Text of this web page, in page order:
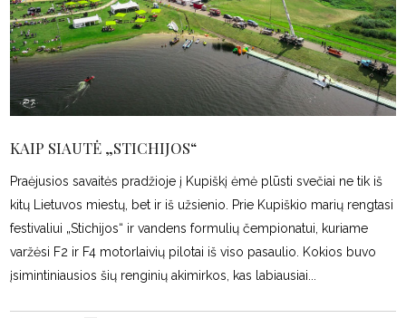
KAIP SIAUTĖ „STICHIJOS“
Praėjusios savaitės pradžioje į Kupiškį ėmė plūsti svečiai ne tik iš
kitų Lietuvos miestų, bet ir iš užsienio. Prie Kupiškio marių rengtasi
festivaliui „Stichijos“ ir vandens formulių čempionatui, kuriame
varžėsi F2 ir F4 motorlaivių pilotai iš viso pasaulio. Kokios buvo
įsimintiniausios šių renginių akimirkos, kas labiausiai